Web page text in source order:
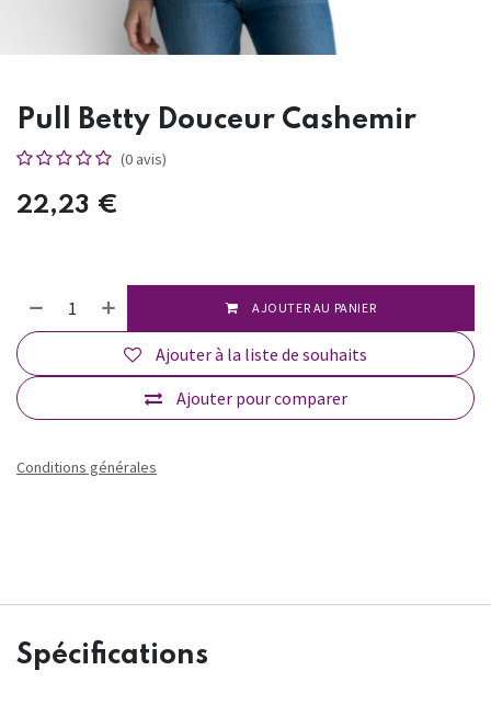
Pull Betty Douceur Cashemir
(0 avis)
22,23 €
AJOUTER AU PANIER
Ajouter pour comparer
Ajouter à la liste de souhaits
Conditions générales
Spécifications